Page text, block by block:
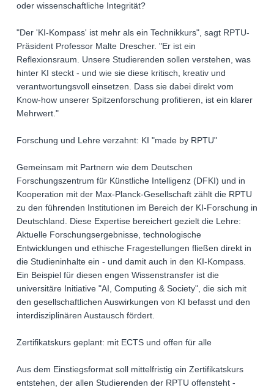
oder wissenschaftliche Integrität?
"Der 'KI-Kompass' ist mehr als ein Technikkurs", sagt RPTU-
Präsident Professor Malte Drescher. "Er ist ein
Reflexionsraum. Unsere Studierenden sollen verstehen, was
hinter KI steckt - und wie sie diese kritisch, kreativ und
verantwortungsvoll einsetzen. Dass sie dabei direkt vom
Know-how unserer Spitzenforschung profitieren, ist ein klarer
Mehrwert."
Forschung und Lehre verzahnt: KI "made by RPTU"
Gemeinsam mit Partnern wie dem Deutschen
Forschungszentrum für Künstliche Intelligenz (DFKI) und in
Kooperation mit der Max-Planck-Gesellschaft zählt die RPTU
zu den führenden Institutionen im Bereich der KI-Forschung in
Deutschland. Diese Expertise bereichert gezielt die Lehre:
Aktuelle Forschungsergebnisse, technologische
Entwicklungen und ethische Fragestellungen fließen direkt in
die Studieninhalte ein - und damit auch in den KI-Kompass.
Ein Beispiel für diesen engen Wissenstransfer ist die
universitäre Initiative "AI, Computing & Society", die sich mit
den gesellschaftlichen Auswirkungen von KI befasst und den
interdisziplinären Austausch fördert.
Zertifikatskurs geplant: mit ECTS und offen für alle
Aus dem Einstiegsformat soll mittelfristig ein Zertifikatskurs
entstehen, der allen Studierenden der RPTU offensteht -